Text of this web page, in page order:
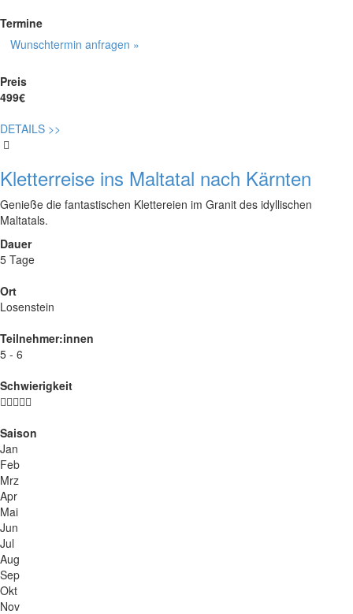
Termine
Wunschtermin anfragen »
Preis
499€
DETAILS >>
Kletterreise ins Maltatal nach Kärnten
Genieße die fantastischen Klettereien im Granit des idyllischen
Maltatals.
Dauer
5 Tage
Ort
Losenstein
Teilnehmer:innen
5 - 6
Schwierigkeit
Saison
Jan
Feb
Mrz
Apr
Mai
Jun
Jul
Aug
Sep
Okt
Nov